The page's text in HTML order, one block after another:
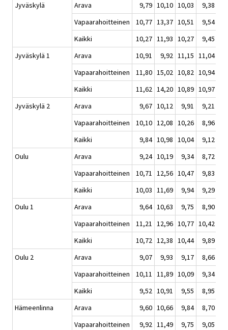
Jyväskylä
Arava 9,79 10,10 10,03
9,38
Vapaarahoitteinen
10,77 13,37 10,51
9,54
Kaikki
10,27 11,93 10,27
9,45
Jyväskylä 1
Arava 10,91 9,92 11,15 11,04
Vapaarahoitteinen
11,80 15,02 10,82 10,94
Kaikki
11,62 14,20 10,89 10,97
Jyväskylä 2
Arava 9,67 10,12 9,91
9,21
Vapaarahoitteinen
10,10 12,08 10,26
8,96
Kaikki
9,84 10,98 10,04
9,12
Oulu
Arava 9,24 10,19 9,34
8,72
Vapaarahoitteinen
10,71 12,56 10,47
9,83
Kaikki
10,03 11,69 9,94
9,29
Oulu 1
Arava 9,64 10,63 9,75
8,90
Vapaarahoitteinen
11,21 12,96 10,77 10,42
Kaikki
10,72 12,38 10,44
9,89
Oulu 2
Arava 9,07 9,93 9,17
8,66
Vapaarahoitteinen
10,11 11,89 10,09
9,34
Kaikki
9,52 10,91 9,55
8,95
Hämeenlinna
Arava 9,60 10,66 9,84
8,70
Vapaarahoitteinen
9,92 11,49 9,75
9,05